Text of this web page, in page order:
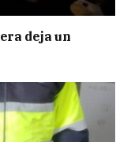
deja un